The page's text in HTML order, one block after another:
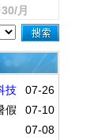
30/月
07-26
技
07-10
假
07-08